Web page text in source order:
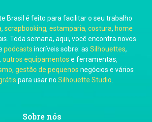
Carol Pessoa
Ju Mirthes
Brasil é feito para facilitar o seu trabalho
, scrapbooking, estamparia, costura, home
Toda semana, aqui, você encontra novos
podcasts incríveis sobre: as Silhouettes,
outros equipamentos e ferramentas,
gestão de pequenos negócios e vários
para usar no Silhouette Studio
Sobre nós